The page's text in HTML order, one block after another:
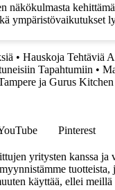
näkökulmasta
ympäristövaikutukset
• Hauskoja Tehtäviä
Tapahtumiin •
ja Gurus
Pinterest
yritysten kanssa ja
käyttää, ellei